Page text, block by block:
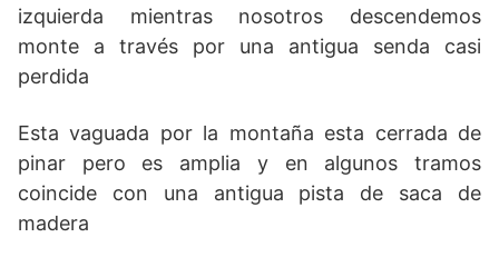
izquierda mientras nosotros descendemos
monte a través por una antigua senda casi
perdida
Esta vaguada por la montaña esta cerrada de
pinar pero es amplia y en algunos tramos
coincide con una antigua pista de saca de
madera